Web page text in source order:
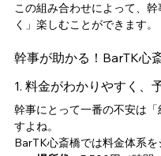
この組み合わせによって、
く」楽しむことができます。
幹事が助かる！BarTK心
1. 料金がわかりやすく、
幹事にとって一番の不安は
すよね。
BarTK心斎橋では料金体系を